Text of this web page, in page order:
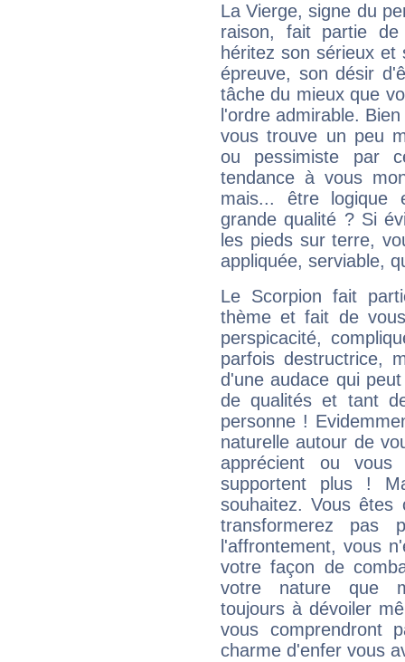
La Vierge, signe du
raison, fait partie
héritez son sérieux
épreuve, son désir
tâche du mieux que
l'ordre admirable.
vous trouve un peu
ou pessimiste par
tendance à vous
mais... être logique
grande qualité ? Si
les pieds sur terre,
appliquée, serviable,
Le Scorpion fait
thème et fait de
perspicacité,
parfois destructrice,
d'une audace qui
de qualités et tant
personne !
naturelle autour de
apprécient ou
supportent plus !
souhaitez. Vous
transformerez pas
l'affrontement, vous
votre façon de
votre nature que
toujours à dévoiler
vous comprendront
charme d'enfer vous